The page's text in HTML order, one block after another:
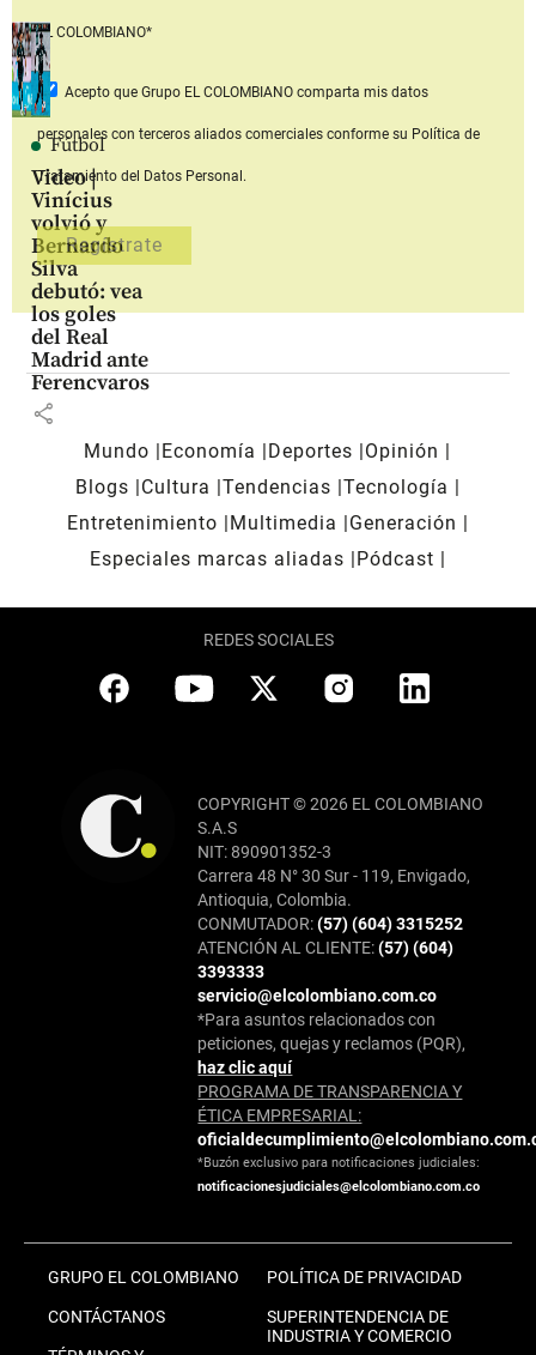
Fútbol
Video |
Vinícius
volvió y
Bernardo
Silva
debutó: vea
los goles
del Real
Madrid ante
Ferencvaros
share
EL COLOMBIANO*
Acepto que Grupo EL COLOMBIANOcomparta mis datos
personales con terceros aliados comerciales conforme su Política de
Tratamiento del Datos Personal.
Mundo Economía Deportes
Opinión
Blogs
Cultura Tendencias Tecnología
Entretenimiento
Multimedia
Generación
Especiales marcas aliadas
Pódcast
REDES SOCIALES
COPYRIGHT © 2026 EL COLOMBIANO
S.A.S
NIT: 890901352-3
Carrera 48 N° 30 Sur - 119, Envigado,
Antioquia, Colombia.
CONMUTADOR:(57) (604) 3315252
ATENCIÓN AL CLIENTE:(57) (604)
3393333
servicio@elcolombiano.com.co
*Para asuntos relacionados con
peticiones, quejas y reclamos (PQR),
haz clic aquí
PROGRAMA DE TRANSPARENCIA Y
ÉTICA EMPRESARIAL:
*Buzón exclusivo para notificaciones judiciales:
notificacionesjudiciales@elcolombiano.com.co
GRUPO EL COLOMBIANO
CONTÁCTANOS
POLÍTICA DE PRIVACIDAD
SUPERINTENDENCIA DE
INDUSTRIA Y COMERCIO